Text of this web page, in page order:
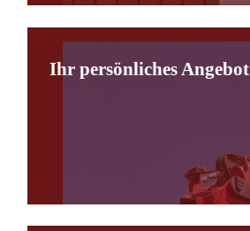
Ihr persönliches Angebot